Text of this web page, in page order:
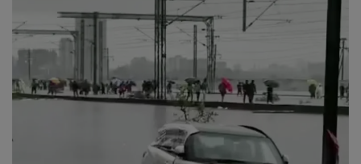
About Author
Contact
Dipotsav Special
આંતરરાષ્ટ્રીય